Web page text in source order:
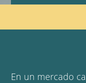
En un mercado